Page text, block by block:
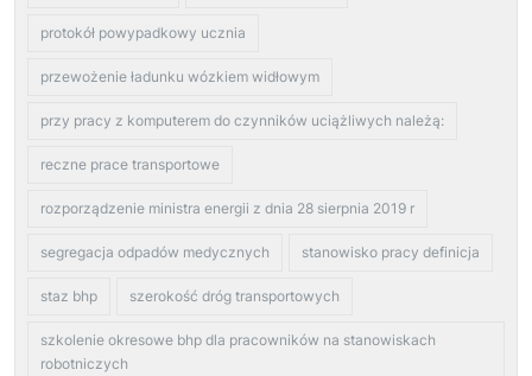
protokół powypadkowy ucznia
przewożenie ładunku wózkiem widłowym
przy pracy z komputerem do czynników uciążliwych należą:
reczne prace transportowe
rozporządzenie ministra energii z dnia 28 sierpnia 2019 r
segregacja odpadów medycznych stanowisko pracy definicja
staz bhp szerokość dróg transportowych
szkolenie okresowe bhp dla pracowników na stanowiskach
robotniczych